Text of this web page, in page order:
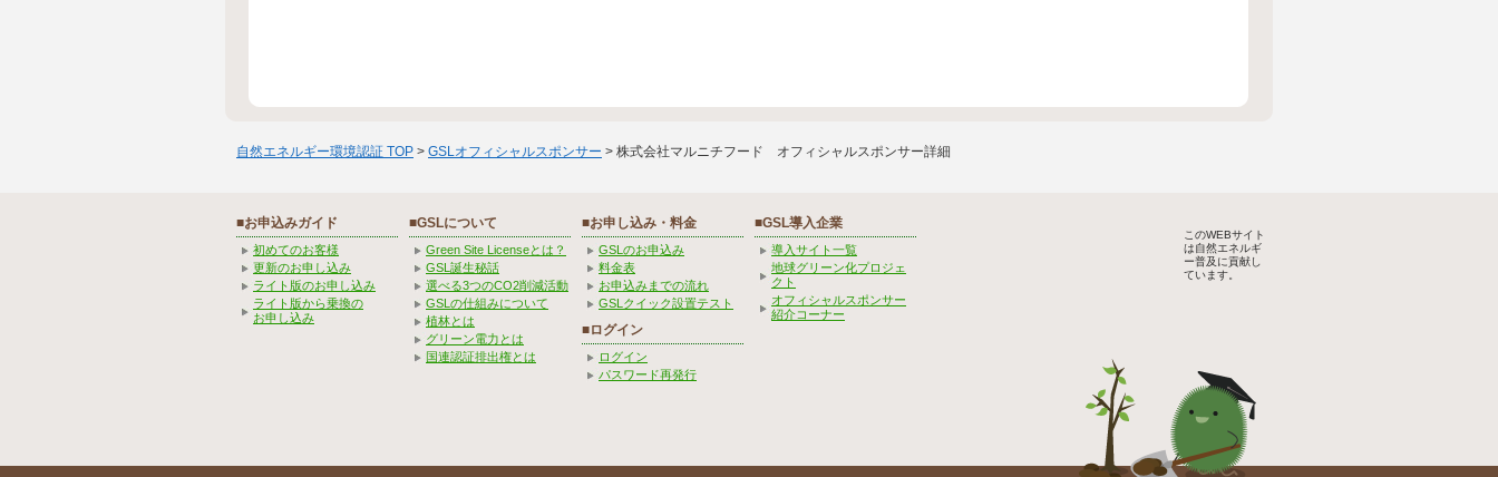
自然エネルギー環境認証 TOP > GSLオフィシャルスポンサー > 株式会社マルニチフード オフィシャルスポンサー詳細
■お申込みガイド
初めてのお客様
更新のお申し込み
ライト版のお申し込み
ライト版から乗換の
お申し込み
■GSLについて
Green Site Licenseとは？
GSL誕生秘話
選べる3つのCO2削減活動
GSLの仕組みについて
植林とは
グリーン電力とは
国連認証排出権とは
■お申し込み・料金
GSLのお申込み
料金表
お申込みまでの流れ
GSLクイック設置テスト
■ログイン
ログイン
パスワード再発行
■GSL導入企業
導入サイト一覧
地球グリーン化プロジェ
クト
オフィシャルスポンサー
紹介コーナー
このWEBサイト
は自然エネルギ
ー普及に貢献し
ています。